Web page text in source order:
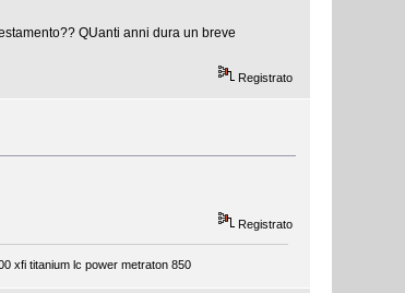
QUanti anni dura un breve
Registrato
Registrato
xfi titanium lc power metraton 850